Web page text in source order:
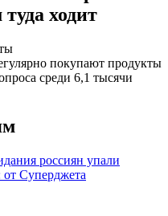
ходит
покупают продукты
среди 6,1 тысячи
россиян упали
Суперджета